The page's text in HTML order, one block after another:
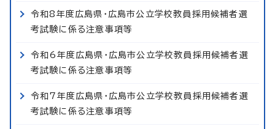
令和8年度広島県・広島市公立学校教員採用候補者選
考試験に係る注意事項等
令和6年度広島県・広島市公立学校教員採用候補者選
考試験に係る注意事項等
令和7年度広島県・広島市公立学校教員採用候補者選
考試験に係る注意事項等